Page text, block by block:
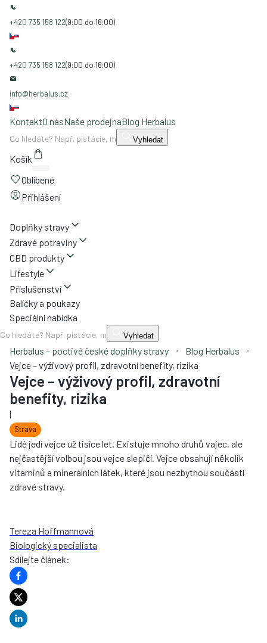
+420 735 158 122(9:00 do 16:00)
+420 735 158 122(9:00 do 16:00)
info@herbalus.cz
KontaktO násNaše prodejnaBlog Herbalus
Vyhledat
Košík
Oblíbené
Přihlášení
Doplňky stravy
Zdravé potraviny
CBD produkty
Lifestyle
Příslušenství
Balíčky a poukazy
Speciální nabídka
Vyhledat
Herbalus – poctivé české doplňky stravy
Blog Herbalus
Vejce – výživový profil, zdravotní benefity, rizika
Vejce – výživový profil, zdravotní
benefity, rizika
|
Strava
Lidé jedí vejce už tisíce let. Existuje mnoho druhů vajec, ale
nejčastější volbou jsou vejce slepičí. Vejce obsahují několik
vitaminů a minerálních látek, které jsou nezbytnou součástí
zdravé stravy.
Tereza Hoffmannová
Biologický specialista
Sdílejte článek: